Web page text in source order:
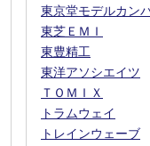
東京堂モデルカン
東芝ＥＭＩ
東豊精工
東洋アソシエイツ
ＴＯＭＩＸ
トラムウェイ
トレインウェーブ